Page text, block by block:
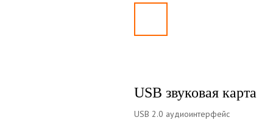
USB звуковая карта
USB 2.0 аудиоинтерфейс